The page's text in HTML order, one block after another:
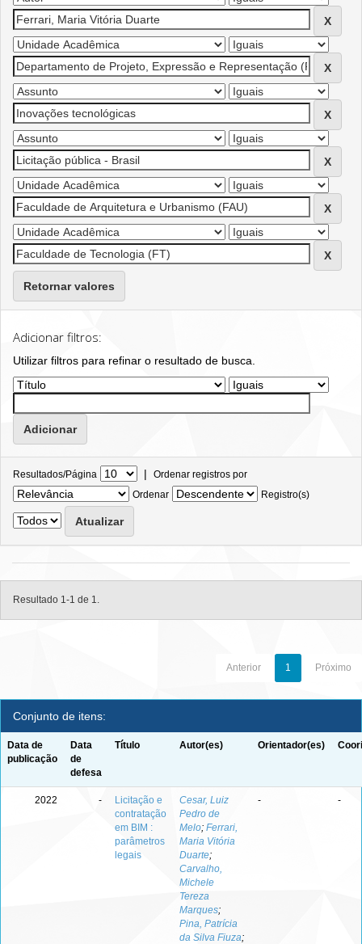
Retornar valores
Adicionar filtros:
Utilizar filtros para refinar o resultado de busca.
Resultados/Página | Ordenar registros por
Ordenar
Registro(s)
Resultado 1-1 de 1.
Anterior 1 Próximo
Conjunto de itens:
Data de
publicação
Data
de
defesa
Título Autor(es) Orientador(es)
2022 -
Licitação e
contratação
em BIM :
parâmetros
legais
Cesar, Luiz
Pedro de
Melo; Ferrari,
Maria Vitória
Duarte;
Carvalho,
Michele
Tereza
Marques;
Pina, Patrícia
da Silva Fiuza;
- -